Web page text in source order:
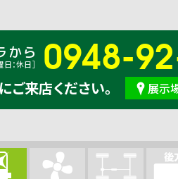
から
：休日］ 0948-
来店ください。 展示